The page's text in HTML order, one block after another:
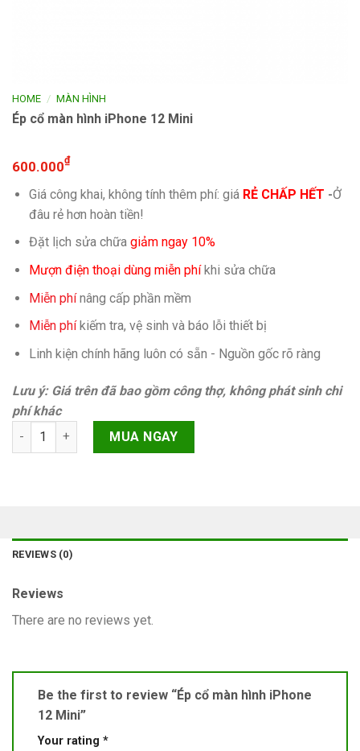
HOME / MÀN HÌNH
Ép cổ màn hình iPhone 12 Mini
600.000₫
Giá công khai, không tính thêm phí: giá RẺ CHẤP HẾT -Ở
đâu rẻ hơn hoàn tiền!
Đặt lịch sửa chữa giảm ngay 10%
Mượn điện thoại dùng miễn phíkhi sửa chữa
Miễn phínâng cấp phần mềm
Miễn phíkiếm tra, vệ sinh và báo lỗi thiết bị
Linh kiện chính hãng luôn có sẵn - Nguồn gốc rõ ràng
Lưu ý: Giá trên đã bao gồm công thợ, không phát sinh chi
phí khác
Ép cổ màn hình iPhone 12 Mini quantity
MUA NGAY
REVIEWS (0)
Reviews
There are no reviews yet.
Be the first to review “Ép cổ màn hình iPhone
12 Mini”
Your rating *